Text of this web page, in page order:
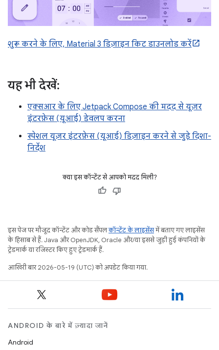
शुरू करने के लिए, Material 3 डिज़ाइन किट डाउनलोड करें
यह भी देखें:
एक्सआर के लिए Jetpack Compose की मदद से यूज़र
इंटरफ़ेस (यूआई) डेवलप करना
स्पेशल यूज़र इंटरफ़ेस (यूआई) डिज़ाइन करने से जुड़े दिशा-
निर्देश
क्या इस कॉन्टेंट से आपको मदद मिली?
इस पेज पर मौजूद कॉन्टेंट और कोड सैंपलकॉन्टेंट के लाइसेंसमें बताए गए लाइसेंस
के हिसाब से हैं. Java और OpenJDK, Oracle और/या इससे जुड़ी हुई कंपनियों के
ट्रेडमार्क या रजिस्टर किए हुए ट्रेडमार्क हैं.
आखिरी बार 2026-05-19 (UTC) को अपडेट किया गया.
ANDROID के बारे में ज़्यादा जानें
Android